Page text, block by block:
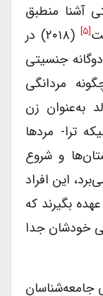
آشنا منطبق
[۵]
(۲۰۱۸) در
جنسیتی
مردانگی
به‌عنوان زن
ترا- مرد‌ها
و شروع
این افراد
بگیرند که
خودشان جدا